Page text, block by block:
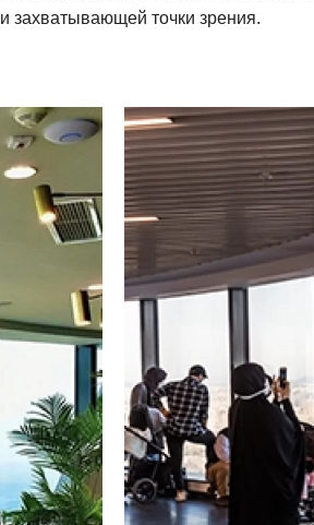
захватывающей точки зрения.